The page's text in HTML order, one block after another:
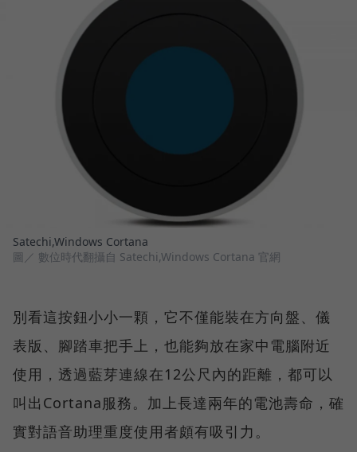
Satechi,Windows Cortana
圖／ 數位時代翻攝自 Satechi,Windows Cortana 官網
別看這按鈕小小一顆，它不僅能裝在方向盤、儀
表版、腳踏車把手上，也能夠放在家中電腦附近
使用，透過藍芽連線在12公尺內的距離，都可以
叫出Cortana服務。加上長達兩年的電池壽命，確
實對語音助理重度使用者頗有吸引力。